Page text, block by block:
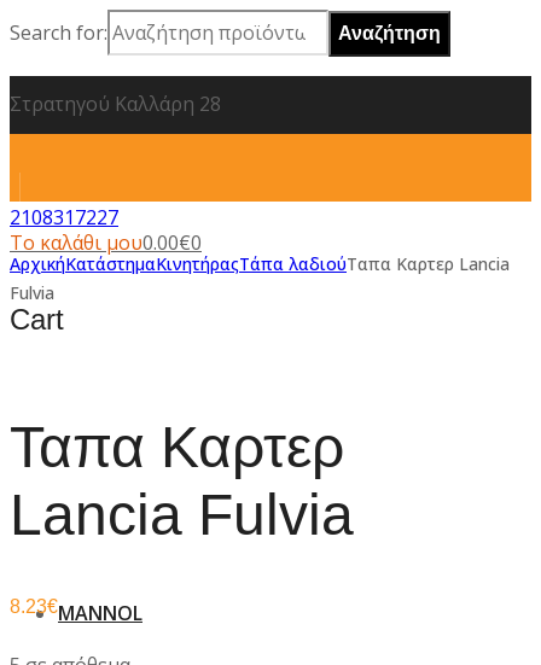
Search for:
Στρατηγού Καλλάρη 28
2108317227
Το καλάθι μου0.00€0
Cart
MANNOL
ΑρχικήΚατάστημαΚινητήραςΤάπα λαδιούΤαπα Καρτερ Lancia
Fulvia
Ταπα Καρτερ
Lancia Fulvia
8.23€